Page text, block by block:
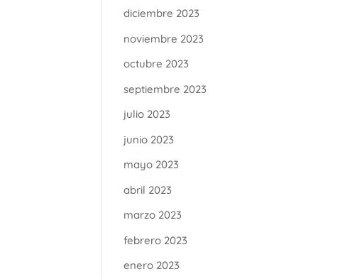
diciembre 2023
noviembre 2023
octubre 2023
septiembre 2023
julio 2023
junio 2023
mayo 2023
abril 2023
marzo 2023
febrero 2023
enero 2023